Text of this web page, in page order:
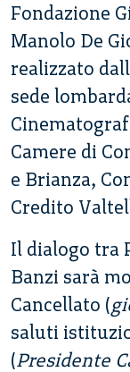
Fondazione
Manolo De
realizzato
sede
Camere di
e Brianza,
Credito
Il dialogo tra
Banzi sarà
Cancellato (
saluti
(Presidente